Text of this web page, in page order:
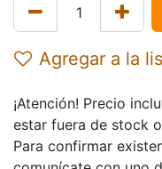
Agregar a la
¡Atención! Precio
estar fuera de stock
Para confirmar